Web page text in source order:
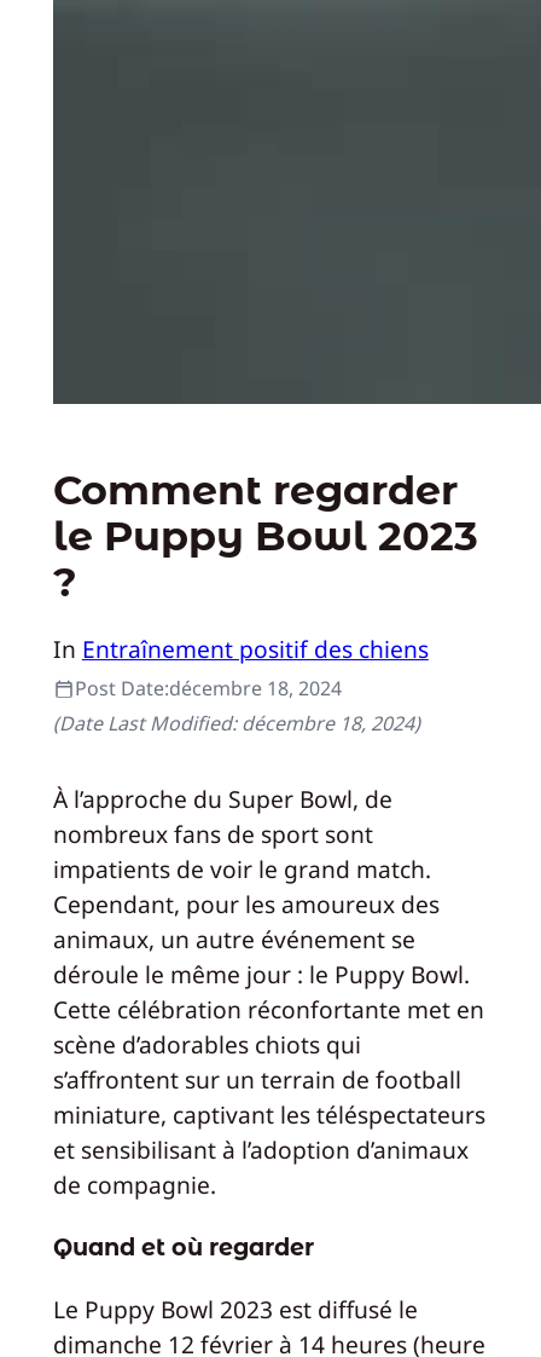
Comment regarder
le Puppy Bowl 2023
?
In Entraînement positif des chiens
Post Date:décembre 18, 2024
(Date Last Modified:décembre 18, 2024)
À l’approche du Super Bowl, de
nombreux fans de sport sont
impatients de voir le grand match.
Cependant, pour les amoureux des
animaux, un autre événement se
déroule le même jour : le Puppy Bowl.
Cette célébration réconfortante met en
scène d’adorables chiots qui
s’affrontent sur un terrain de football
miniature, captivant les téléspectateurs
et sensibilisant à l’adoption d’animaux
de compagnie.
Quand et où regarder
Le Puppy Bowl 2023 est diffusé le
dimanche 12 février à 14 heures (heure